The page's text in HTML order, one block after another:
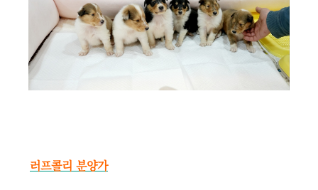
러프콜리 분양가